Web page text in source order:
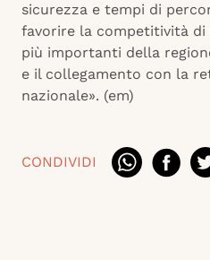
sicurezza e tempi di
favorire la competitività di
più importanti della
e il collegamento con la
nazionale». (em)
CONDIVIDI